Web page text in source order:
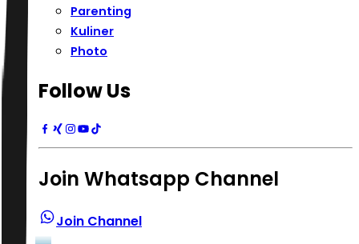
Parenting
Kuliner
Photo
Follow Us
Join Whatsapp Channel
Join Channel